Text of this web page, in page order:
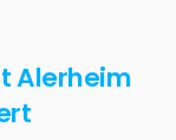
Alerheim